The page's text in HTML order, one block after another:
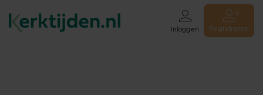
Inloggen Registreren